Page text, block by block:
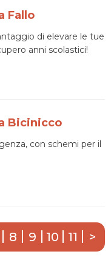
Fallo
di elevare le tue
anni scolastici!
Bicinicco
con schemi per il
8 9 10 11 >